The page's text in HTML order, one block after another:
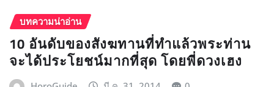
Posts
pagination
1
เมนูหลัก